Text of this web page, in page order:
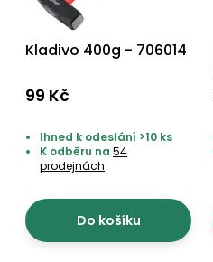
Kladivo 400g - 706014
99 Kč
Ihned k odeslání >10 ks
K odběru na 54
prodejnách
Do košíku